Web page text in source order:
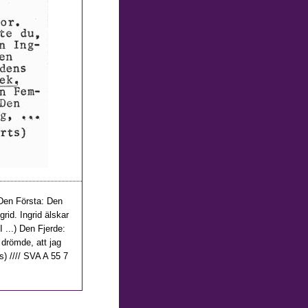
Första: Den
Ingrid älskar
...) Den Fjerde:
att jag
//// SVA A 55 7